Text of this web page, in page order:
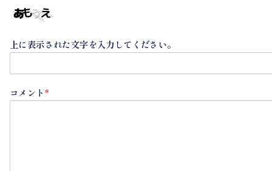
上に表示された文字を入力してください。
コメント*